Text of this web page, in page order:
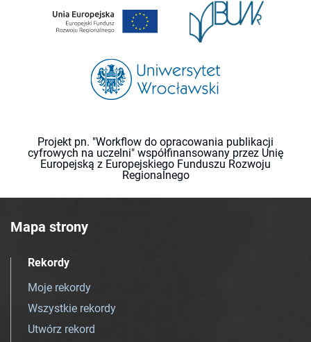
Projekt pn. "Workflow do opracowania publikacji
cyfrowych na uczelni" współfinansowany przez Unię
Europejską z Europejskiego Funduszu Rozwoju
Regionalnego
Mapa strony
Rekordy
Moje rekordy
Wszystkie rekordy
Utwórz rekord